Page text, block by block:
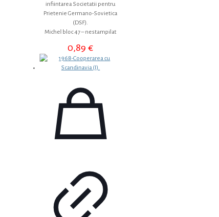
infiintarea Societatii pentru
Prietenie Germano-Sovietica
(DSF).
Michel bloc 47 – nestampilat
0,89€